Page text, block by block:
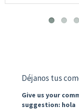
Déjanos tus
Give us your
suggestion: hola